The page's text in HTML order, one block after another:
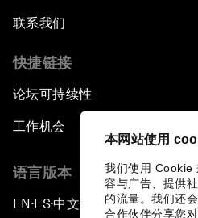
本网站使用
我们使用 Cookie
容与广告、提供
的流量。我们还
合作伙伴分享您
联系我们
快捷链接
论坛可持续性
工作机会
语言版本
EN ▪ ES▪中文▪ 日本語